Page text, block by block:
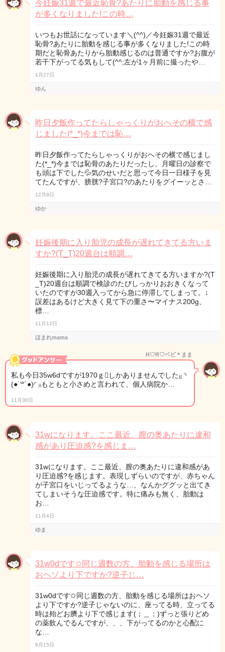
今妊娠31週で最近恥骨?あたりに胎動を感じる事
が多くなりました!この時…
いつもお世話になっています＼(^^)／今妊娠31週で最近
恥骨?あたりに胎動を感じる事が多くなりました!この時
期だと恥骨あたりから胎動感じるのは普通ですか?お腹が
若干下がってる気もして(^^;左が1ヶ月前に撮ったや…
1月27日
ゆん
昨日夕飯作ってたらしゃっくりがおへその横で感
じました(*_*)今までは恥…
昨日夕飯作ってたらしゃっくりがおへその横で感じまし
た(*_*)今までは恥骨のあたりだったし、月曜日の診察で
も頭は下でした💦気のせいだと思って今日一日様子を見
てたんですが、膀胱?子宮口?のあたりをグイーッとさ…
12月9日
ゆか
妊娠後期に入り胎児の成長が遅れてきてる方いま
すか?(T_T)20週台は順調…
妊娠後期に入り胎児の成長が遅れてきてる方いますか?(T
_T)20週台は順調で検診のたびしっかりおおきくなって
いたのですが30週入ってから急に停滞してしまって。↓
誤差はあるけど大きく見て下の重さ〜マイナス200g、
標…
11月12日
ほまれmama
H♡R♡ベビ＊まま
私も今日35w6dですが1970ｇしかありませんでした₍₍ ◝
(●˙꒳˙●)◜ ₎₎もともと小さめと言われて、個人病院か…
11月30日
31wになります。ここ最近、膣の奥あたりに違和
感があり圧迫感?を感じま…
31wになります。ここ最近、膣の奥あたりに違和感があ
り圧迫感?を感じます。表現しずらいのですが、赤ちゃん
が子宮口をいじってるような…、なんかググッと出てき
てしまいそうな圧迫感です。特に痛みも無く、胎動は
お…
11月4日
ゆま
31w0dです✩同じ週数の方、胎動を感じる場所は
おヘソより下ですか?逆子じ…
31w0dです✩同じ週数の方、胎動を感じる場所はおヘソ
より下ですか?逆子じゃないのに、座ってる時、立ってる
時は殆どお臍より下で感じます(；＿；)ずっと張りどめ
の薬飲んでるんですが、、、下がってるのかと心配に
な…
9月15日